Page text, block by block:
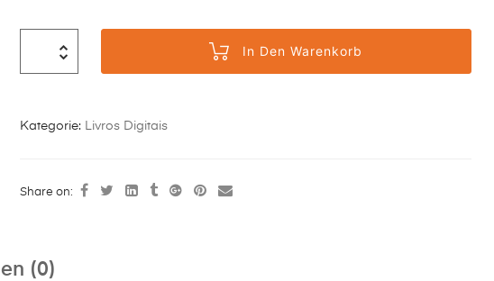
In Den Warenkorb
Kategorie: Livros Digitais
Share on:
(0)